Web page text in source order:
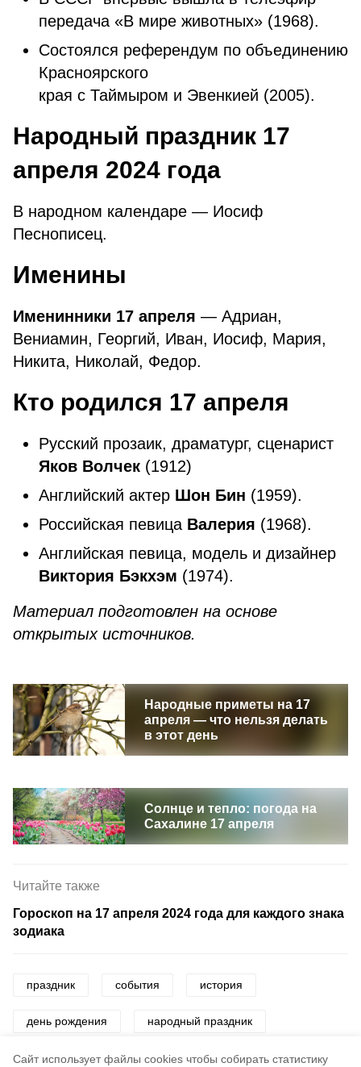
Cайт использует файлы cookies чтобы собирать статистику
пepeдaчa «В миpe живoтныx» (1968).
Состоялся референдум по объединению
Красноярского
края с Таймыром и Эвенкией (2005).
Народный праздник 17
апреля 2024 года
В народном календаре — Иосиф
Песнописец.
Именины
Именинники 17 апреля — Адриан,
Вениамин, Георгий, Иван, Иосиф, Мария,
Никита, Николай, Федор.
Кто родился 17 апреля
Русский прозаик, драматург, сценарист
Яков Волчек (1912)
Английский актер Шон Бин (1959).
Российская певица Валерия (1968).
Английская певица, модель и дизайнер
Виктория Бэкхэм (1974).
Материал подготовлен на основе
открытых источников.
Народные приметы на 17
апреля — что нельзя делать
в этот день
Солнце и тепло: погода на
Сахалине 17 апреля
Читайте также
Гороскоп на 17 апреля 2024 года для каждого знака
зодиака
праздник события история
день рождения народный праздник
церковный праздник